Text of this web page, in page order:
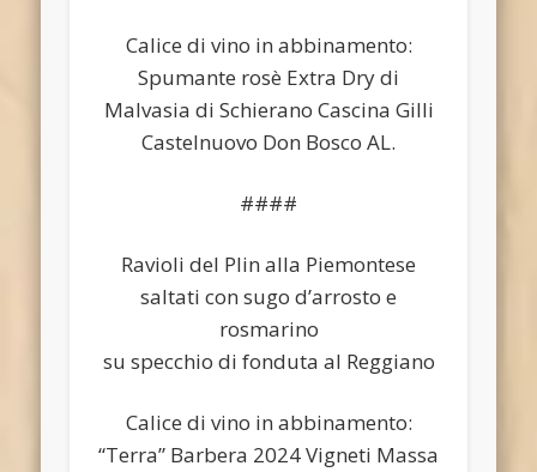
Calice di vino in abbinamento:
Spumante rosè Extra Dry di
Malvasia di Schierano Cascina Gilli
Castelnuovo Don Bosco AL.
####
Ravioli del Plin alla Piemontese
saltati con sugo d’arrosto e
rosmarino
su specchio di fonduta al Reggiano
Calice di vino in abbinamento:
“Terra” Barbera 2024 Vigneti Massa